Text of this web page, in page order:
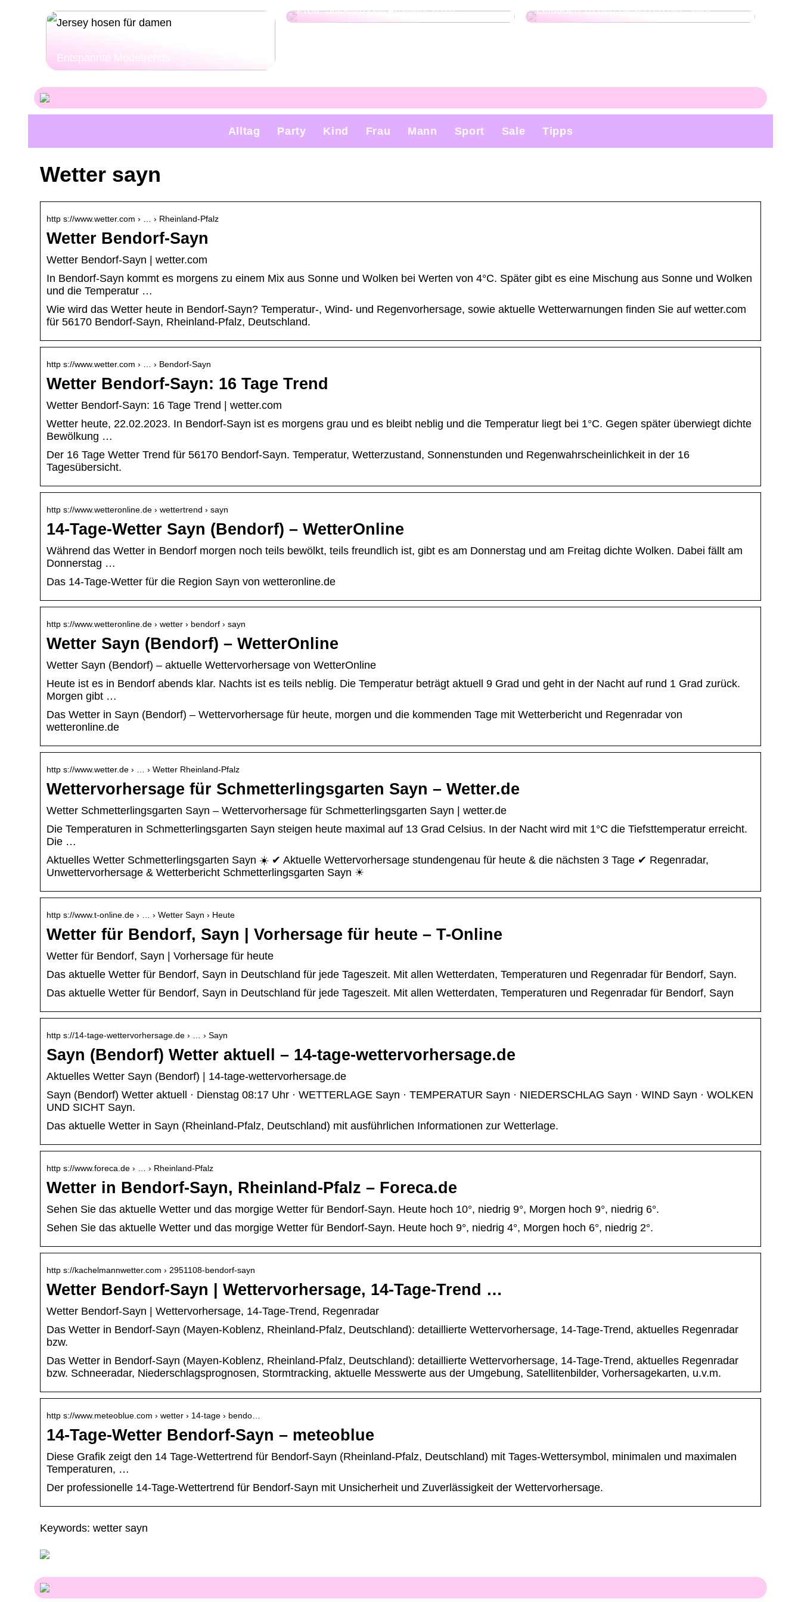
Entspannte Modetrends
Profi: Stilbewusste Auswahl 2024
Leitfaden zu den Gesetzen der Stadt
Alltag Party Kind Frau Mann Sport Sale Tipps
Wetter sayn
http s://www.wetter.com › … › Rheinland-Pfalz
Wetter Bendorf-Sayn
Wetter Bendorf-Sayn | wetter.com
In Bendorf-Sayn kommt es morgens zu einem Mix aus Sonne und Wolken bei Werten von 4°C. Später gibt es eine Mischung aus Sonne und Wolken
und die Temperatur …
Wie wird das Wetter heute in Bendorf-Sayn? Temperatur-, Wind- und Regenvorhersage, sowie aktuelle Wetterwarnungen finden Sie auf wetter.com
für 56170 Bendorf-Sayn, Rheinland-Pfalz, Deutschland.
http s://www.wetter.com › … › Bendorf-Sayn
Wetter Bendorf-Sayn: 16 Tage Trend
Wetter Bendorf-Sayn: 16 Tage Trend | wetter.com
Wetter heute, 22.02.2023. In Bendorf-Sayn ist es morgens grau und es bleibt neblig und die Temperatur liegt bei 1°C. Gegen später überwiegt dichte
Bewölkung …
Der 16 Tage Wetter Trend für 56170 Bendorf-Sayn. Temperatur, Wetterzustand, Sonnenstunden und Regenwahrscheinlichkeit in der 16
Tagesübersicht.
http s://www.wetteronline.de › wettertrend › sayn
14-Tage-Wetter Sayn (Bendorf) – WetterOnline
Während das Wetter in Bendorf morgen noch teils bewölkt, teils freundlich ist, gibt es am Donnerstag und am Freitag dichte Wolken. Dabei fällt am
Donnerstag …
Das 14-Tage-Wetter für die Region Sayn von wetteronline.de
http s://www.wetteronline.de › wetter › bendorf › sayn
Wetter Sayn (Bendorf) – WetterOnline
Wetter Sayn (Bendorf) – aktuelle Wettervorhersage von WetterOnline
Heute ist es in Bendorf abends klar. Nachts ist es teils neblig. Die Temperatur beträgt aktuell 9 Grad und geht in der Nacht auf rund 1 Grad zurück.
Morgen gibt …
Das Wetter in Sayn (Bendorf) – Wettervorhersage für heute, morgen und die kommenden Tage mit Wetterbericht und Regenradar von
wetteronline.de
http s://www.wetter.de › … › Wetter Rheinland-Pfalz
Wettervorhersage für Schmetterlingsgarten Sayn – Wetter.de
Wetter Schmetterlingsgarten Sayn – Wettervorhersage für Schmetterlingsgarten Sayn | wetter.de
Die Temperaturen in Schmetterlingsgarten Sayn steigen heute maximal auf 13 Grad Celsius. In der Nacht wird mit 1°C die Tiefsttemperatur erreicht.
Die …
Aktuelles Wetter Schmetterlingsgarten Sayn ☀️ ✔ Aktuelle Wettervorhersage stundengenau für heute & die nächsten 3 Tage ✔ Regenradar,
Unwettervorhersage & Wetterbericht Schmetterlingsgarten Sayn ☀
http s://www.t-online.de › … › Wetter Sayn › Heute
Wetter für Bendorf, Sayn | Vorhersage für heute – T-Online
Wetter für Bendorf, Sayn | Vorhersage für heute
Das aktuelle Wetter für Bendorf, Sayn in Deutschland für jede Tageszeit. Mit allen Wetterdaten, Temperaturen und Regenradar für Bendorf, Sayn.
Das aktuelle Wetter für Bendorf, Sayn in Deutschland für jede Tageszeit. Mit allen Wetterdaten, Temperaturen und Regenradar für Bendorf, Sayn
http s://14-tage-wettervorhersage.de › … › Sayn
Sayn (Bendorf) Wetter aktuell – 14-tage-wettervorhersage.de
Aktuelles Wetter Sayn (Bendorf) | 14-tage-wettervorhersage.de
Sayn (Bendorf) Wetter aktuell · Dienstag 08:17 Uhr · WETTERLAGE Sayn · TEMPERATUR Sayn · NIEDERSCHLAG Sayn · WIND Sayn · WOLKEN
UND SICHT Sayn.
Das aktuelle Wetter in Sayn (Rheinland-Pfalz, Deutschland) mit ausführlichen Informationen zur Wetterlage.
http s://www.foreca.de › … › Rheinland-Pfalz
Wetter in Bendorf-Sayn, Rheinland-Pfalz – Foreca.de
Sehen Sie das aktuelle Wetter und das morgige Wetter für Bendorf-Sayn. Heute hoch 10°, niedrig 9°, Morgen hoch 9°, niedrig 6°.
Sehen Sie das aktuelle Wetter und das morgige Wetter für Bendorf-Sayn. Heute hoch 9°, niedrig 4°, Morgen hoch 6°, niedrig 2°.
http s://kachelmannwetter.com › 2951108-bendorf-sayn
Wetter Bendorf-Sayn | Wettervorhersage, 14-Tage-Trend …
Wetter Bendorf-Sayn | Wettervorhersage, 14-Tage-Trend, Regenradar
Das Wetter in Bendorf-Sayn (Mayen-Koblenz, Rheinland-Pfalz, Deutschland): detaillierte Wettervorhersage, 14-Tage-Trend, aktuelles Regenradar
bzw.
Das Wetter in Bendorf-Sayn (Mayen-Koblenz, Rheinland-Pfalz, Deutschland): detaillierte Wettervorhersage, 14-Tage-Trend, aktuelles Regenradar
bzw. Schneeradar, Niederschlagsprognosen, Stormtracking, aktuelle Messwerte aus der Umgebung, Satellitenbilder, Vorhersagekarten, u.v.m.
http s://www.meteoblue.com › wetter › 14-tage › bendo…
14-Tage-Wetter Bendorf-Sayn – meteoblue
Diese Grafik zeigt den 14 Tage-Wettertrend für Bendorf-Sayn (Rheinland-Pfalz, Deutschland) mit Tages-Wettersymbol, minimalen und maximalen
Temperaturen, …
Der professionelle 14-Tage-Wettertrend für Bendorf-Sayn mit Unsicherheit und Zuverlässigkeit der Wettervorhersage.
Keywords: wetter sayn